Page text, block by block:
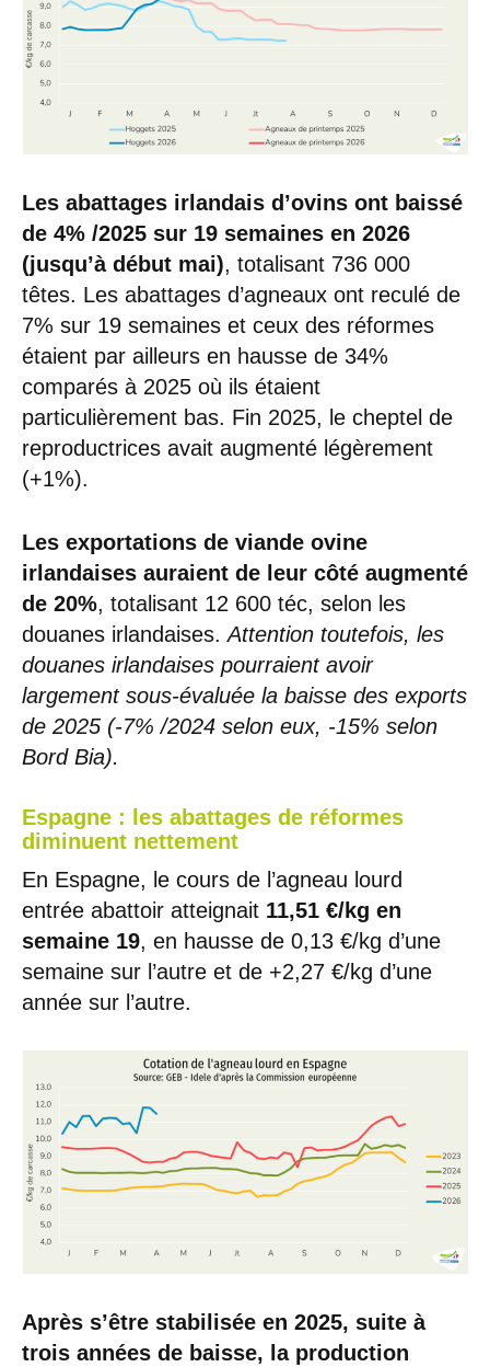
Les abattages irlandais d’ovins ont baissé
de 4% /2025 sur 19 semaines en 2026
(jusqu’à début mai), totalisant 736 000
têtes. Les abattages d’agneaux ont reculé de
7% sur 19 semaines et ceux des réformes
étaient par ailleurs en hausse de 34%
comparés à 2025 où ils étaient
particulièrement bas. Fin 2025, le cheptel de
reproductrices avait augmenté légèrement
(+1%).
Les exportations de viande ovine
irlandaises auraient de leur côté augmenté
de 20%, totalisant 12 600 téc, selon les
douanes irlandaises.Attention toutefois, les
douanes irlandaises pourraient avoir
largement sous-évaluée la baisse des exports
de 2025 (-7% /2024 selon eux, -15% selon
Bord Bia).
Espagne : les abattages de réformes
diminuent nettement
En Espagne, le cours de l’agneau lourd
entrée abattoir atteignait 11,51 €/kg en
semaine 19, en hausse de 0,13 €/kg d’une
semaine sur l’autre et de +2,27 €/kg d’une
année sur l’autre.
Après s’être stabilisée en 2025, suite à
trois années de baisse, la production